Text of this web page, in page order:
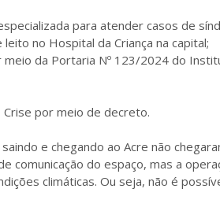
para atender casos de
no Hospital da Criança na capital;
da Portaria Nº 123/2024 do
por meio de decreto.
e chegando ao Acre não
comunicação do espaço, mas a
climáticas. Ou seja, não é